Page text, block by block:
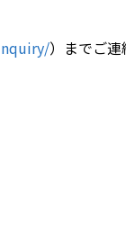
）までご連